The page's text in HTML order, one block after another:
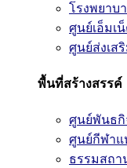
โรงพยาบ
ศูนย์เอ็มเ
ศูนย์ส่งเส
พื้นที่สร้างสรรค์
ศูนย์พันธกิ
ศูนย์กีฬาแ
ธรรมสถ